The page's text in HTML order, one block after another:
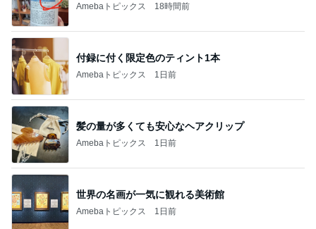
Amebaトピックス 18時間前
付録に付く限定色のティント1本
Amebaトピックス 1日前
髪の量が多くても安心なヘアクリップ
Amebaトピックス 1日前
世界の名画が一気に観れる美術館
Amebaトピックス 1日前